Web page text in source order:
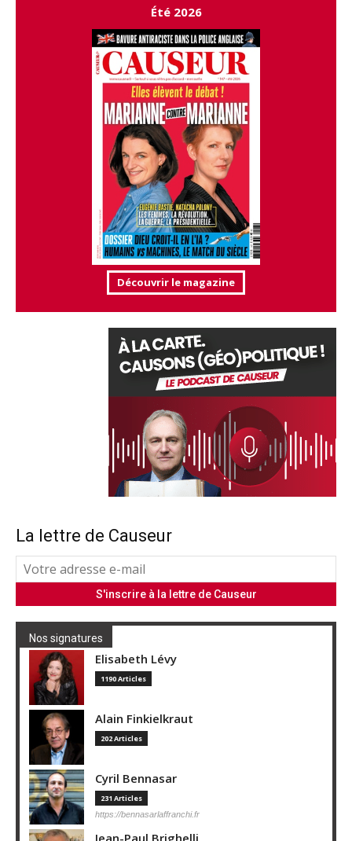
Été 2026
Découvrir le magazine
La lettre de Causeur
Nos signatures
Elisabeth Lévy
1190 Articles
Alain Finkielkraut
202 Articles
Cyril Bennasar
231 Articles
https://bennasarlaffranchi.fr